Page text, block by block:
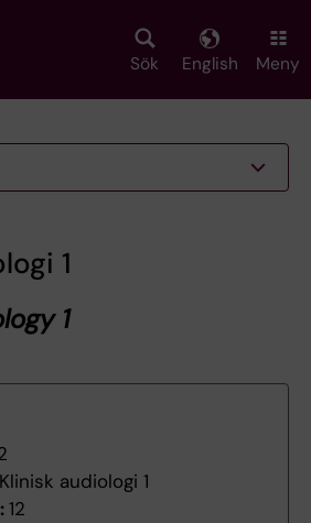
Sök English Meny
1
1
Klinisk audiologi 1
12